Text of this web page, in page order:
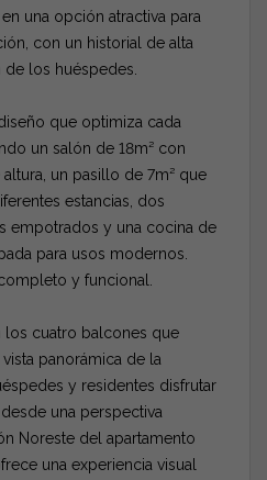
una opción atractiva para
con un historial de alta
los huéspedes.
que optimiza cada
un salón de 18m² con
un pasillo de 7m² que
estancias, dos
empotrados y una cocina de
para usos modernos.
y funcional.
los cuatro balcones que
panorámica de la
y residentes disfrutar
una perspectiva
Noreste del apartamento
una experiencia visual